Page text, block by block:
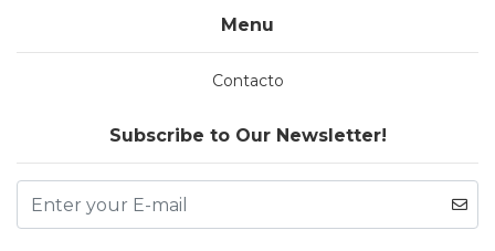
Menu
Contacto
Subscribe to Our Newsletter!